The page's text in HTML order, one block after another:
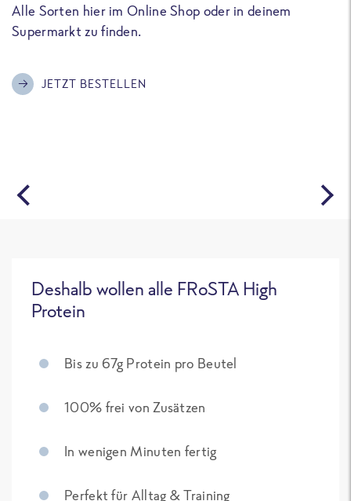
Alle Sorten hier im Online Shop oder in deinem
Supermarkt zu finden.
JETZT BESTELLEN
Deshalb wollen alle FRoSTA High
Protein
Bis zu 67g Protein pro Beutel
100% frei von Zusätzen
In wenigen Minuten fertig
Perfekt für Alltag & Training